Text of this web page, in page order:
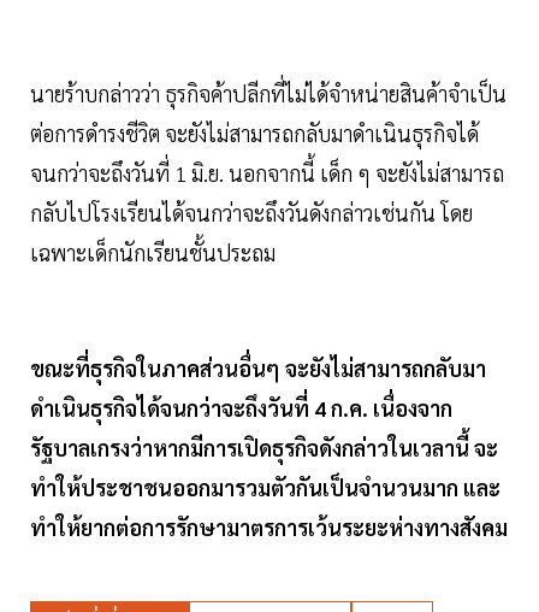
นายร้าบกล่าวว่า ธุรกิจค้าปลีกที่ไม่ได้จำหน่ายสินค้าจำเป็น
ต่อการดำรงชีวิต จะยังไม่สามารถกลับมาดำเนินธุรกิจได้
จนกว่าจะถึงวันที่ 1 มิ.ย. นอกจากนี้ เด็ก ๆ จะยังไม่สามารถ
กลับไปโรงเรียนได้จนกว่าจะถึงวันดังกล่าวเช่นกัน โดย
เฉพาะเด็กนักเรียนชั้นประถม
ขณะที่ธุรกิจในภาคส่วนอื่นๆ จะยังไม่สามารถกลับมา
ดำเนินธุรกิจได้จนกว่าจะถึงวันที่ 4 ก.ค. เนื่องจาก
รัฐบาลเกรงว่าหากมีการเปิดธุรกิจดังกล่าวในเวลานี้ จะ
ทำให้ประชาชนออกมารวมตัวกันเป็นจำนวนมาก และ
ทำให้ยากต่อการรักษามาตรการเว้นระยะห่างทางสังคม